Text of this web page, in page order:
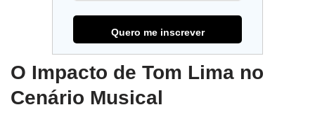
O Impacto de Tom Lima no
Cenário Musical